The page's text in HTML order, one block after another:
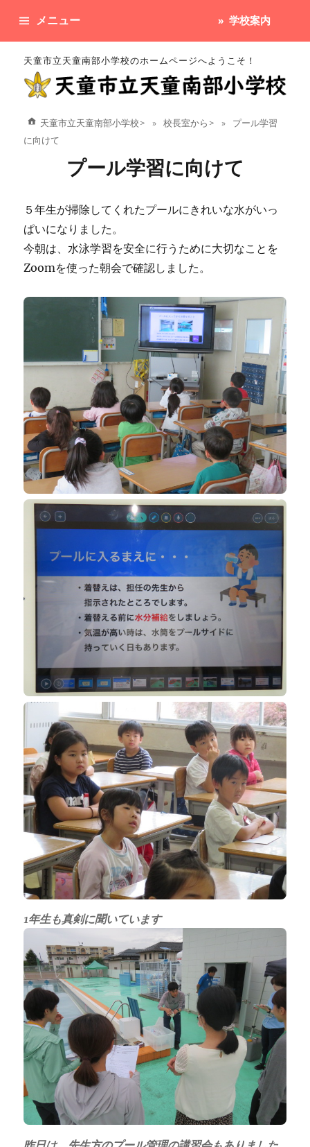
天童市立天童南部小学校のホームページへようこそ！
メニュー 学校案内
天童市立天童南部小学校 > 校長室から >
プール学習
に向けて
プール学習に向けて
５年生が掃除してくれたプールにきれいな水がいっ
ぱいになりました。
今朝は、水泳学習を安全に行うために大切なことを
Zoomを使った朝会で確認しました。
1年生も真剣に聞いています